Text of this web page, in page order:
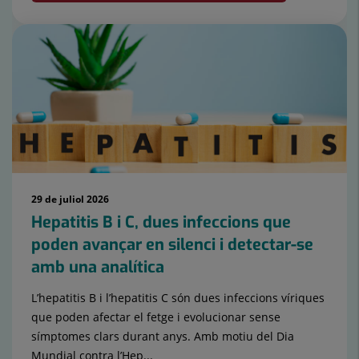
29 de juliol 2026
Hepatitis B i C, dues infeccions que
poden avançar en silenci i detectar-se
amb una analítica
L’hepatitis B i l’hepatitis C són dues infeccions víriques
que poden afectar el fetge i evolucionar sense
símptomes clars durant anys. Amb motiu del Dia
Mundial contra l’Hep...